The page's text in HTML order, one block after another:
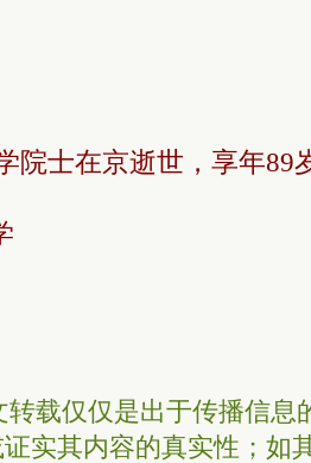
士在京逝世，享年89
转载仅仅是出于传播信息
实其内容的真实性；如